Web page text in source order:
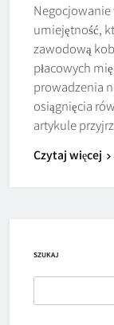
Negocjowanie
umiejętność,
zawodową
płacowych
prowadzenia
osiągnięcia
artykule
Czytaj więcej
SZUKAJ